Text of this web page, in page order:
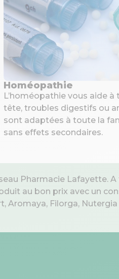
Homéopathie
L’homéopathie vous aide
tête, troubles digestifs ou
sont adaptées à toute la
sans effets secondaires.
Pharmacie Lafayette.
au bon prix avec un
Aromaya, Filorga,